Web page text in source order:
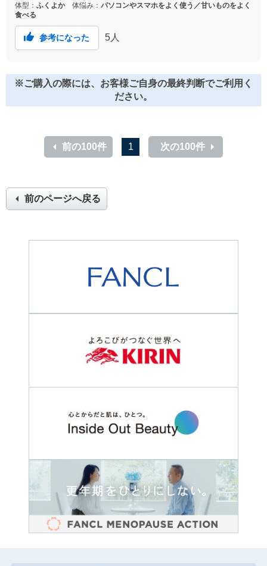
体型： ふくよか体悩み： パソコンやスマホをよく使う／甘いものをよく
食べる
参考になった 5 人
※ご購入の際には、お客様ご自身の最終判断でご利用く
ださい。
前の100件 1 次の100件
前のページへ戻る